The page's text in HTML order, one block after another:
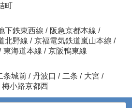
町
下鉄東西線 / 阪急京都本線 /
北野線 / 京福電気鉄道嵐山本線 /
東海道本線 / 京阪鴨東線
条城前 / 丹波口 / 二条 / 大宮 /
梅小路京都西